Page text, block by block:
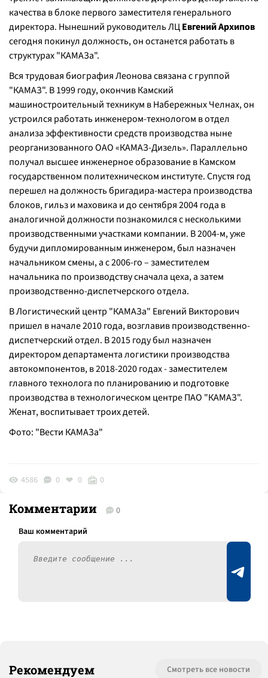
качества в блоке первого заместителя генерального
директора. Нынешний руководитель ЛЦЕвгений Архипов
сегодня покинул должность, он останется работать в
структурах "КАМАЗа".
Вся трудовая биография Леонова связана с группой
"КАМАЗ". В 1999 году, окончив Камский
машиностроительный техникум в Набережных Челнах, он
устроился работать инженером-технологом в отдел
анализа эффективности средств производства ныне
реорганизованного ОАО «КАМАЗ-Дизель». Параллельно
получал высшее инженерное образование в Камском
государственном политехническом институте. Спустя год
перешел на должность бригадира-мастера производства
блоков, гильз и маховика и до сентября 2004 года в
аналогичной должности познакомился с несколькими
производственными участками компании. В 2004-м, уже
будучи дипломированным инженером, был назначен
начальником смены, а с 2006-го – заместителем
начальника по производству сначала цеха, а затем
производственно-диспетчерского отдела.
В Логистический центр "КАМАЗа" Евгений Викторович
пришел в начале 2010 года, возглавив производственно-
диспетчерский отдел. В 2015 году был назначен
директором департамента логистики производства
автокомпонентов, в 2018-2020 годах - заместителем
главного технолога по планированию и подготовке
производства в технологическом центре ПАО "КАМАЗ".
Женат, воспитывает троих детей.
Фото: "Вести КАМАЗа"
4586 0 0 0
Комментарии 0
Рекомендуем Смотреть все новости